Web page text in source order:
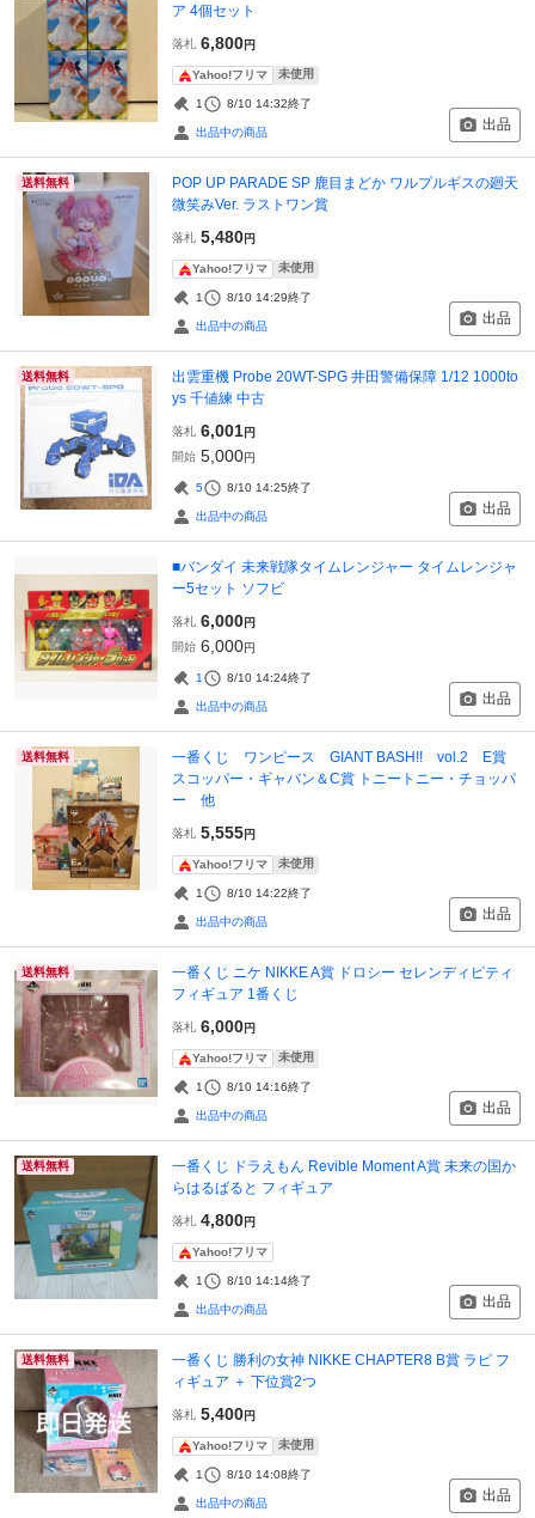
ア 4個セット
落札 6,800円
Yahoo!フリマ 未使用
1 8/10 14:32終了
出品中の商品 出品
送料無料
POP UP PARADE SP 鹿目まどか ワルプルギスの廻天
微笑みVer. ラストワン賞
落札 5,480円
Yahoo!フリマ 未使用
1 8/10 14:29終了
出品中の商品 出品
送料無料
出雲重機 Probe 20WT-SPG 井田警備保障 1/12 1000to
ys 千値練 中古
落札 6,001円
開始 5,000円
5 8/10 14:25終了
出品中の商品 出品
■バンダイ 未来戦隊タイムレンジャー タイムレンジャ
ー5セット ソフビ
落札 6,000円
開始 6,000円
1 8/10 14:24終了
出品中の商品 出品
送料無料
一番くじ ワンピース GIANT BASH!! vol.2 E賞
スコッパー・ギャバン＆C賞 トニートニー・チョッパ
ー 他
落札 5,555円
Yahoo!フリマ 未使用
1 8/10 14:22終了
出品中の商品 出品
送料無料
一番くじ ニケ NIKKE A賞 ドロシー セレンディピティ
フィギュア 1番くじ
落札 6,000円
Yahoo!フリマ 未使用
1 8/10 14:16終了
出品中の商品 出品
送料無料
一番くじ ドラえもん Revible Moment A賞 未来の国か
らはるばると フィギュア
落札 4,800円
Yahoo!フリマ
1 8/10 14:14終了
出品中の商品 出品
送料無料
一番くじ 勝利の女神 NIKKE CHAPTER8 B賞 ラピ フ
ィギュア ＋ 下位賞2つ
落札 5,400円
Yahoo!フリマ 未使用
1 8/10 14:08終了
出品中の商品 出品